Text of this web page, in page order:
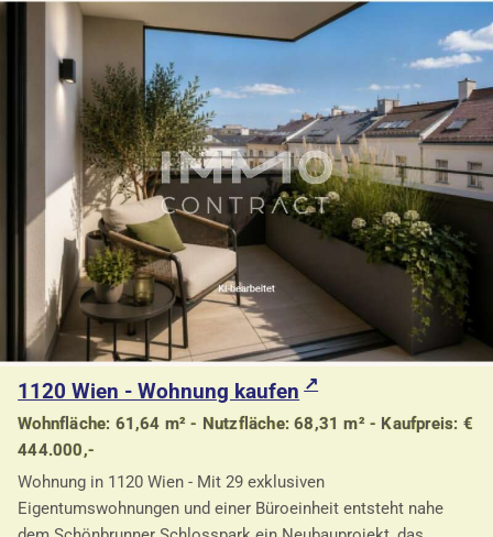
1120 Wien - Wohnung kaufen
Wohnfläche: 61,64 m² - Nutzfläche: 68,31 m² - Kaufpreis: €
444.000,-
Wohnung in 1120 Wien - Mit 29 exklusiven
Eigentumswohnungen und einer Büroeinheit entsteht nahe